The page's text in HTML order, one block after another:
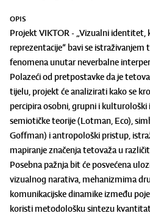
OPIS
Projekt VIKTOR - „Vizualni identitet,
reprezentacije“ bavi se istraživanjem
fenomena unutar neverbalne
Polazeći od pretpostavke da je
tijelu, projekt će analizirati kako se
percipira osobni, grupni i
semiotičke teorije (Lotman, Eco),
Goffman) i antropološki pristup,
mapiranje značenja tetovaža u
Posebna pažnja bit će posvećena
vizualnog narativa, mehanizmima
komunikacijske dinamike između
koristi metodološku sintezu